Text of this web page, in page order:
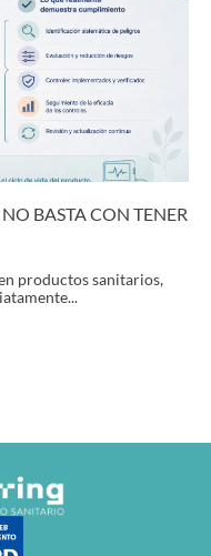
BASTA CON TENER
productos sanitarios,